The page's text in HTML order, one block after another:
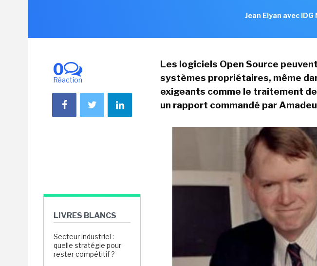
Jean Elyan avec IDG
0
Réaction
LIVRES BLANCS
Secteur industriel :
quelle stratégie pour
rester compétitif ?
Les logiciels Open Source
systèmes propriétaires, même
exigeants comme le traitement
un rapport commandé par